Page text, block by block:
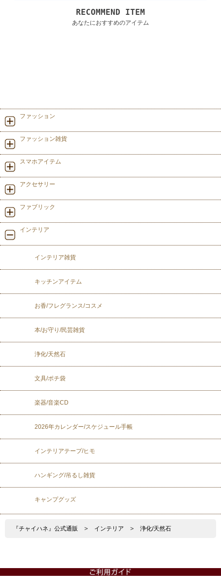
RECOMMEND ITEM
あなたにおすすめのアイテム
ファッション
ファッション雑貨
スマホアイテム
アクセサリー
ファブリック
インテリア
インテリア雑貨
キッチンアイテム
お香/フレグランス/コスメ
本/お守り/民芸雑貨
浄化/天然石
文具/ポチ袋
楽器/音楽CD
2026年カレンダー/スケジュール手帳
インテリアテープ/ヒモ
ハンギング/吊るし雑貨
キャンプグッズ
『チャイハネ』公式通販 > インテリア > 浄化/天然石